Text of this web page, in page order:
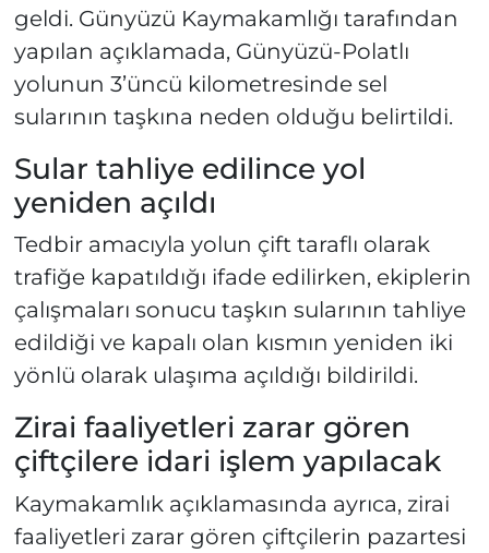
geldi. Günyüzü Kaymakamlığı tarafından
yapılan açıklamada, Günyüzü-Polatlı
yolunun 3’üncü kilometresinde sel
sularının taşkına neden olduğu belirtildi.
Sular tahliye edilince yol
yeniden açıldı
Tedbir amacıyla yolun çift taraflı olarak
trafiğe kapatıldığı ifade edilirken, ekiplerin
çalışmaları sonucu taşkın sularının tahliye
edildiği ve kapalı olan kısmın yeniden iki
yönlü olarak ulaşıma açıldığı bildirildi.
Zirai faaliyetleri zarar gören
çiftçilere idari işlem yapılacak
Kaymakamlık açıklamasında ayrıca, zirai
faaliyetleri zarar gören çiftçilerin pazartesi